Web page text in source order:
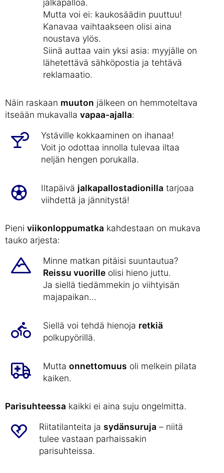
Mutta voi ei: kaukosäädin puuttuu!
Kanavaa vaihtaakseen olisi aina
noustava ylös.
Siinä auttaa vain yksi asia: myyjälle on
lähetettävä sähköpostia ja tehtävä
reklamaatio.
Näin raskaan muuton jälkeen on hemmoteltava
itseään mukavalla vapaa-ajalla:
Ystäville kokkaaminen on ihanaa!
Voit jo odottaa innolla tulevaa iltaa
neljän hengen porukalla.
Iltapäivä jalkapallostadionilla tarjoaa
viihdettä ja jännitystä!
Pieni viikonloppumatka kahdestaan on mukava
tauko arjesta:
Minne matkan pitäisi suuntautua?
Reissu vuorille olisi hieno juttu.
Ja siellä tiedämmekin jo viihtyisän
majapaikan...
Siellä voi tehdä hienoja retkiä
polkupyörillä.
Mutta onnettomuus oli melkein pilata
kaiken.
Parisuhteessa kaikki ei aina suju ongelmitta.
Riitatilanteita ja sydänsuruja – niitä
tulee vastaan parhaissakin
parisuhteissa.